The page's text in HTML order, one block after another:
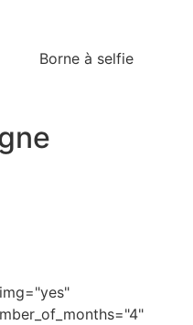
Borne à selfie